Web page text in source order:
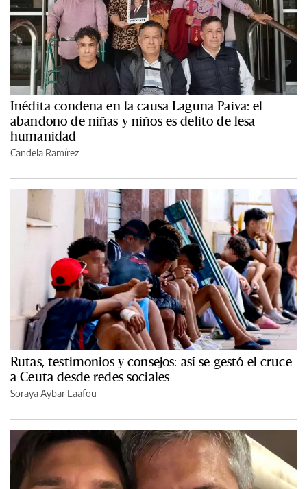
Inédita condena en la causa Laguna Paiva: el
abandono de niñas y niños es delito de lesa
humanidad
Candela Ramírez
Rutas, testimonios y consejos: así se gestó el cruce
a Ceuta desde redes sociales
Soraya Aybar Laafou